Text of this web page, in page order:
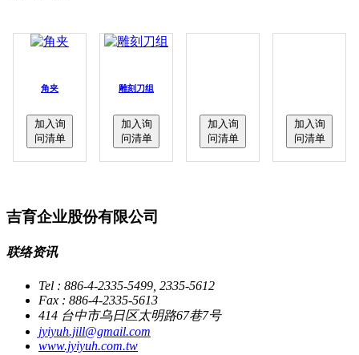
角夹
加入询
问清单
雕刻刀组
加入询
问清单
加入询
问清单
加入询
问清单
吉育企业股份有限公司
联络资讯
Tel : 886-4-2335-5499, 2335-5612
Fax : 886-4-2335-5613
414 台中市乌日区太明路67巷7号
jyiyuh.jill@gmail.com
www.jyiyuh.com.tw